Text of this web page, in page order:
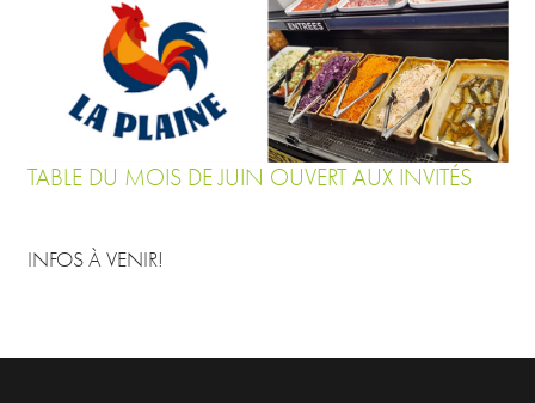
TABLE DU MOIS DE JUIN OUVERT AUX INVITÉS
INFOS À VENIR!